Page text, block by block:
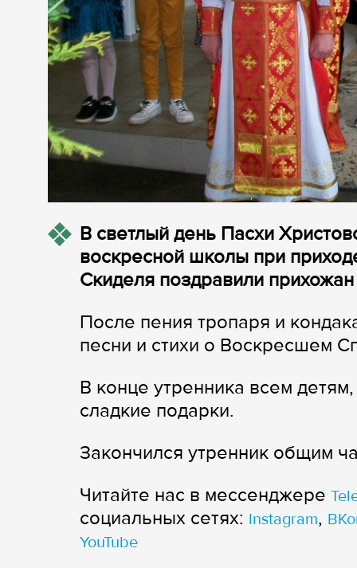
В светлый день Пасхи
воскресной школы при
Скиделя поздравили
После пения тропаря и
песни и стихи о Воскресшем
В конце утренника всем
сладкие подарки.
Закончился утренник общим
Читайте нас в мессенджере
cоциальных сетях: Instagram,
YouTube